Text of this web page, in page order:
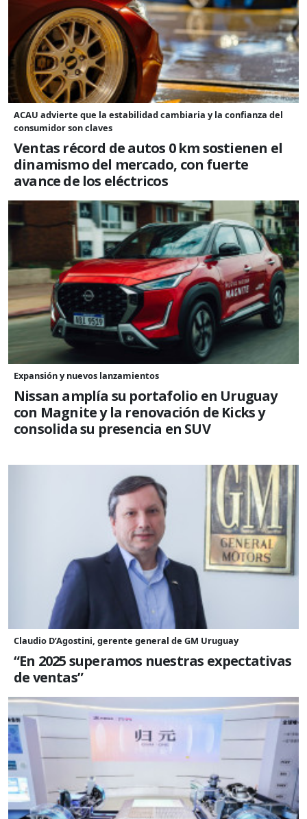
ACAU advierte que la estabilidad cambiaria y la confianza del
consumidor son claves
Ventas récord de autos 0 km sostienen el
dinamismo del mercado, con fuerte
avance de los eléctricos
Expansión y nuevos lanzamientos
Nissan amplía su portafolio en Uruguay
con Magnite y la renovación de Kicks y
consolida su presencia en SUV
Claudio D’Agostini, gerente general de GM Uruguay
“En 2025 superamos nuestras expectativas
de ventas”